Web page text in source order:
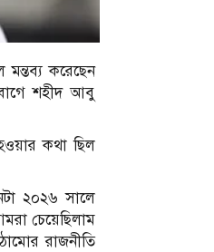
করেছেন
শহীদ আবু
কথা ছিল
২০২৬ সালে
চেয়েছিলাম
রাজনীতি